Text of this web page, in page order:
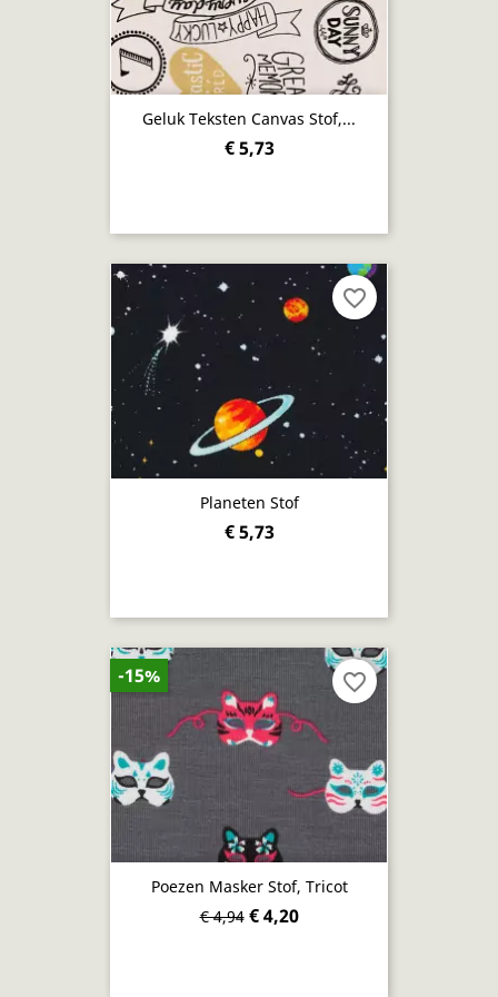
Geluk Teksten Canvas Stof,...
€ 5,73
Planeten Stof
€ 5,73
favorite_border
Poezen Masker Stof, Tricot
€ 4,94 € 4,20
-15% favorite_border